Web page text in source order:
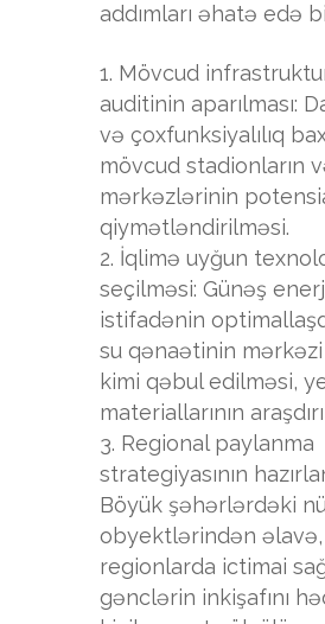
addımları əhatə edə
Mövcud
auditinin aparılması:
və çoxfunksiyalılıq
mövcud stadionların
mərkəzlərinin
qiymətləndirilməsi.
İqlimə uyğun
seçilməsi: Günəş
istifadənin
su qənaətinin
kimi qəbul edilməsi,
materiallarının
Regional paylanma
strategiyasının
Böyük şəhərlərdəki
obyektlərindən əlavə,
regionlarda ictimai
gənclərin inkişafını